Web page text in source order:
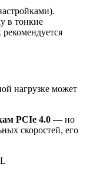
в тонкие
нагрузке может
PCIe 4.0 — но
скоростей, его